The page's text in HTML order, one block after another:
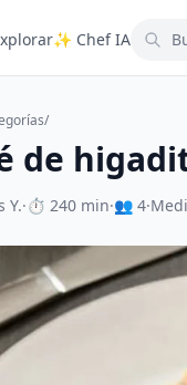
✨ Chef IA
/
de
Y.·⏱ 240 min·👥 4·